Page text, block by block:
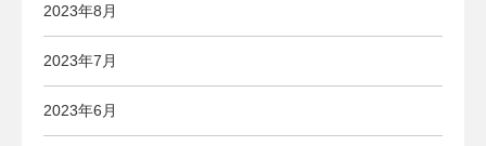
2023年8月
2023年7月
2023年6月